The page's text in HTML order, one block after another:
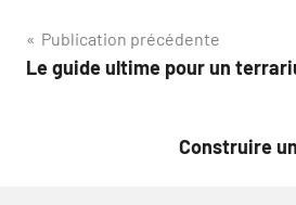
Navigation
de
Publication précédente
Le guide ultime pour un
Construire